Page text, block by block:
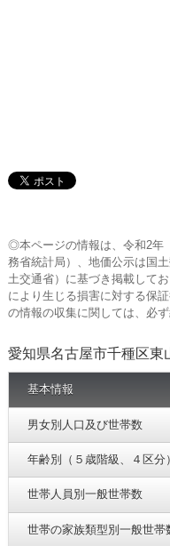
◎本ページの情報は、令和2年
務省統計局）、地価公示は国
土交通省）に基づき掲載して
により生じる損害に対する保
の情報の収集に関しては、必
愛知県名古屋市千種区東
基本情報
男女別人口及び世帯数
年齢別（５歳階級、４区分
世帯人員別一般世帯数
世帯の家族類型別一般世帯